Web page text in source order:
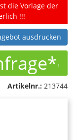
die Vorlage der
!!!
ausdrucken
1
Artikelnr.: 213744